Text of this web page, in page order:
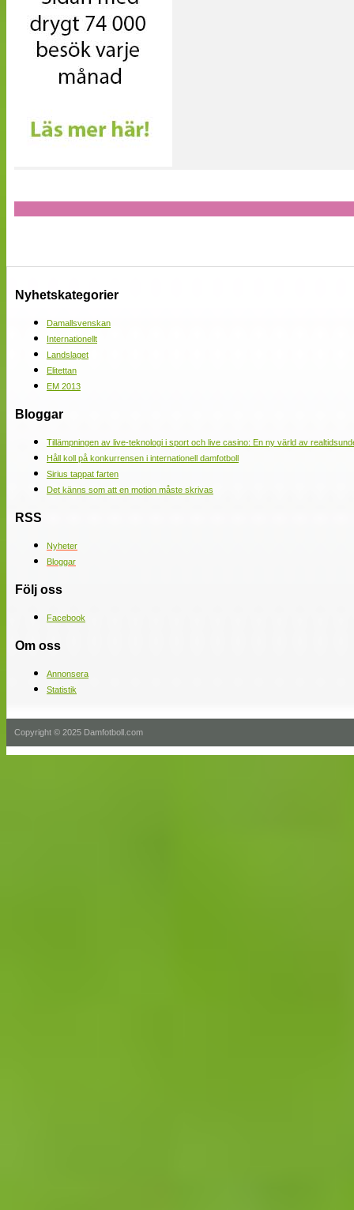
Nyhetskategorier
Damallsvenskan
Internationellt
Landslaget
Elitettan
EM 2013
Bloggar
Tillämpningen av live-teknologi i sport och live casino: En ny värld av
Håll koll på konkurrensen i internationell damfotboll
Sirius tappat farten
Det känns som att en motion måste skrivas
RSS
Nyheter
Bloggar
Följ oss
Facebook
Om oss
Annonsera
Statistik
Copyright © 2025 Damfotboll.com